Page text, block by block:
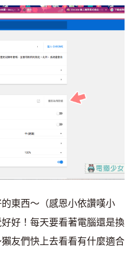
東西～（感恩小依讚嘆小
好！每天要看著電腦還是換
友們快上去看看有什麼適合